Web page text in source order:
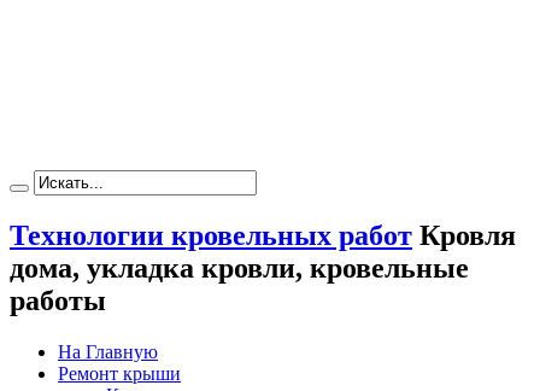
Технологии кровельных работ Кровля
дома, укладка кровли, кровельные
работы
На Главную
Ремонт крыши